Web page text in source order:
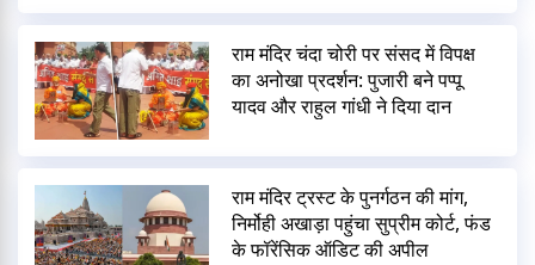
राम मंदिर चंदा चोरी पर संसद में विपक्ष
का अनोखा प्रदर्शन: पुजारी बने पप्पू
यादव और राहुल गांधी ने दिया दान
राम मंदिर ट्रस्ट के पुनर्गठन की मांग,
निर्मोही अखाड़ा पहुंचा सुप्रीम कोर्ट, फंड
के फॉरेंसिक ऑडिट की अपील